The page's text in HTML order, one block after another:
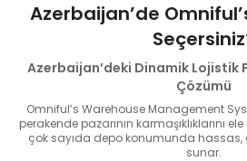
Azerbaijan’de
Azerbaijan’deki Dinamik Lojistik
Çözümü
Omniful’s Warehouse Management
perakende pazarının karmaşıklıklarını
çok sayıda depo konumunda hassas,
sunar.